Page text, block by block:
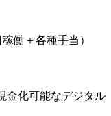
働＋各種手当）
金化可能なデジタル